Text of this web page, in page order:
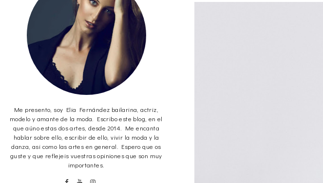
Me presento, soy Elia Fernández bailarina, actriz,
modelo y amante de la moda. Escribo este blog, en el
que aúno estas dos artes, desde 2014. Me encanta
hablar sobre ello, escribir de ello, vivir la moda y la
danza, asi como las artes en general. Espero que os
guste y que reflejeis vuestras opiniones que son muy
importantes.